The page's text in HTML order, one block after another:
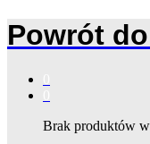
Powrót do
Brak produktów